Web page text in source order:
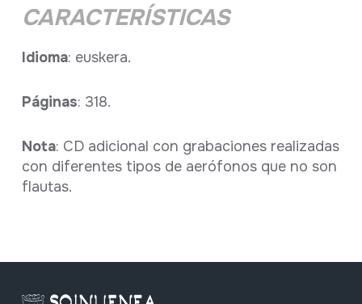
CARACTERÍSTICAS
Idioma: euskera.
Páginas: 318.
Nota: CD adicional con grabaciones realizadas
con diferentes tipos de aerófonos que no son
flautas.